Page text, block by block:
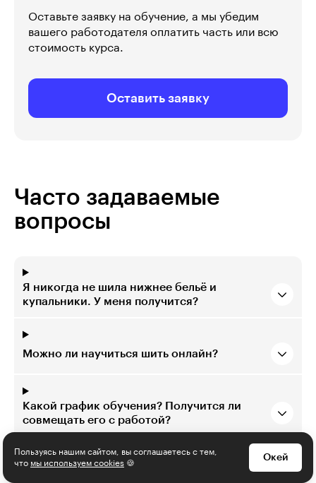
Оставьте заявку на обучение, а мы убедим
вашего работодателя оплатить часть или всю
стоимость курса.
Оставить заявку
Часто задаваемые
вопросы
Я никогда не шила нижнее бельё и
купальники. У меня получится?
Можно ли научиться шить онлайн?
Какой график обучения? Получится ли
совмещать его с работой?
Пользуясь нашим сайтом, вы соглашаетесь с тем,
что мы используем cookies 🍪
Окей